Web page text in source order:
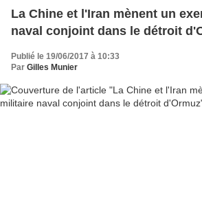
La Chine et l'Iran mènent un
naval conjoint dans le détroit
Publié le 19/06/2017 à 10:33
Par Gilles Munier